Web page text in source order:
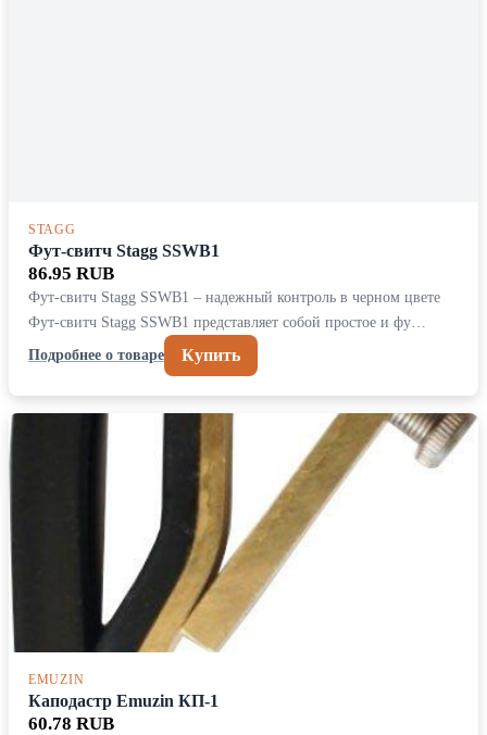
STAGG
Фут-свитч Stagg SSWB1
86.95 RUB
Фут-свитч Stagg SSWB1 – надежный контроль в черном цвете
Фут-свитч Stagg SSWB1 представляет собой простое и фу…
Подробнее о товаре
Купить
EMUZIN
Каподастр Emuzin КП-1
60.78 RUB